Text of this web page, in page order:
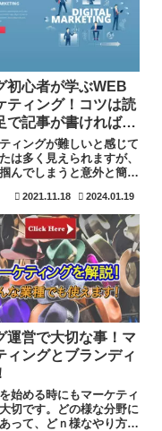
初心者が学ぶWEB
ティング！コツは読
で記事が書ければ売
組みも達成！
ィングが難しいと感じて
は多く見えられますが、
んでしまうと意外と簡単
訪れる読者やユーザーの疑
つながる様な問題定義と
できれば達成でします
者のうちはマーケティン
しにしている傾向も多い
イメージするだけで解決
2021.11.18 2024.01.19
運営で大切な事！マ
ィングとブランディ
始める時にもマーケティ
切です。どの様な分野に
って、どｎ様なやり方に